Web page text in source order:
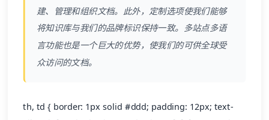
建、管理和组织文档。此外，定制选项使我们能够
将知识库与我们的品牌标识保持一致。多站点多语
言功能也是一个巨大的优势，使我们的可供全球受
众访问的文档。
th, td { border: 1px solid #ddd; padding: 12px; text-